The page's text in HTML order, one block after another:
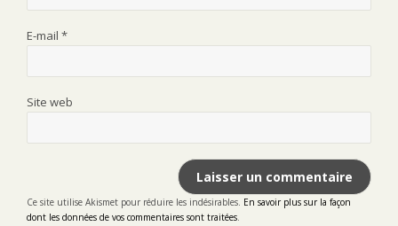
E-mail *
Site web
Ce site utilise Akismet pour réduire les indésirables. En savoir plus sur la façon
dont les données de vos commentaires sont traitées.